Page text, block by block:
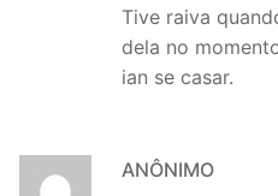
Tive raiva
dela no
ian se casar.
ANÔNIMO